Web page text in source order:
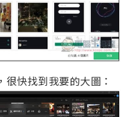
快找到我要的大圖：